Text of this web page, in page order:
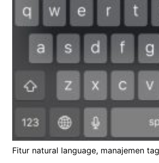
Fitur natural language, manajemen